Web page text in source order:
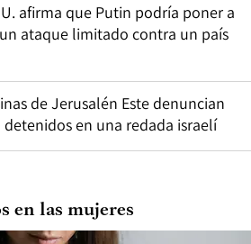
afirma que Putin podría poner a
ataque limitado contra un país
de Jerusalén Este denuncian
detenidos en una redada israelí
en las mujeres